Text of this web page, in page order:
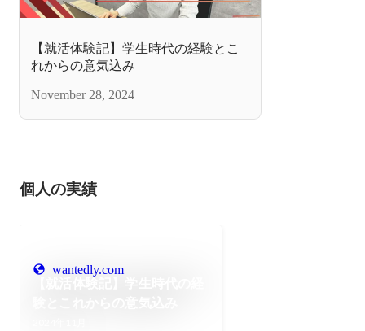
【就活体験記】学生時代の経験とこ
れからの意気込み
November 28, 2024
個人の実績
wantedly.com